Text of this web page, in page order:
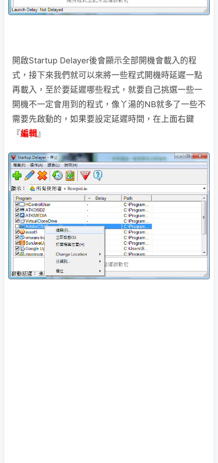
開啟Startup Delayer後會顯示全部開機會載入的程
式，接下來我們就可以來將一些程式開機時延遲一點
再載入，至於要延遲哪些程式，就要自己挑選一些一
開機不一定會用到的程式，像丫湯的NB就多了一些不
需要先啟動的，如果要設定延遲時間，在上面右鍵
『編輯』